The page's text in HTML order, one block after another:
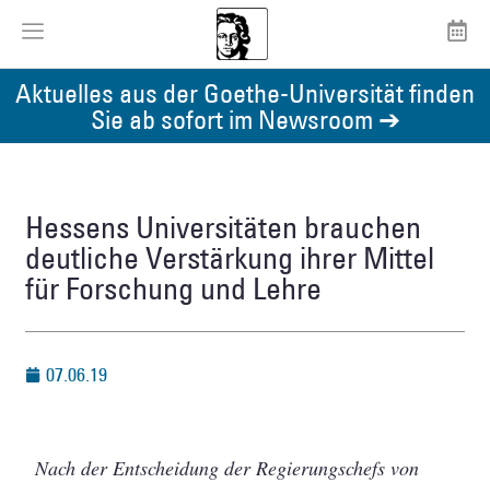
Aktuelles aus der Goethe-Universität finden
Sie ab sofort im Newsroom ➔
Hessens Universitäten brauchen
deutliche Verstärkung ihrer Mittel
für Forschung und Lehre
07.06.19
Nach der Entscheidung der Regierungschefs von